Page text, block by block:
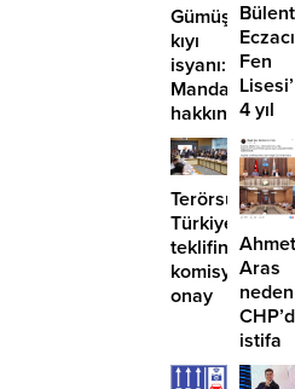
Gümüşlük’te
kıyı
isyanı:
Mandalinci
hakkında
suç
duyurusu
Bülent
Fen
4 yıl
geçti,
hâlâ
proje
Terörsüz
Türkiye
teklifine
komisyondan
onay
Ahmet
Aras
neden
istifa